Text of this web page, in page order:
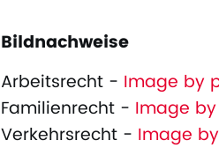
Bildnachweise
Arbeitsrecht - Image by
Familienrecht - Image
Verkehrsrecht - Image